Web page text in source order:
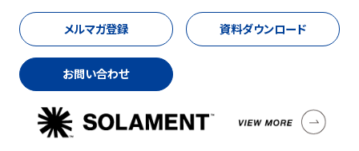
メルマガ登録 資料ダウンロード
お問い合わせ